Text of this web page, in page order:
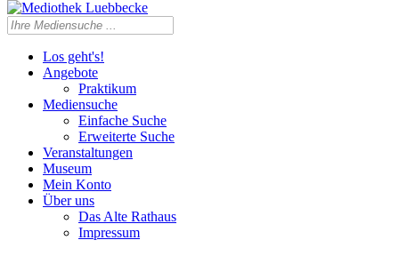
Los geht's!
Angebote
Praktikum
Mediensuche
Einfache Suche
Erweiterte Suche
Veranstaltungen
Museum
Mein Konto
Über uns
Das Alte Rathaus
Impressum